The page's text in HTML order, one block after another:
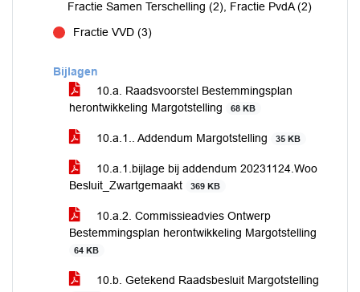
voorFractie Samen Terschelling (2), Fractie PvdA (2)
Fractie VVD (3)
Bijlagen
10.a. Raadsvoorstel Bestemmingsplan
herontwikkeling Margotstelling
68 KB
10.a.1.. Addendum Margotstelling 35 KB
10.a.1.bijlage bij addendum 20231124.Woo
Besluit_Zwartgemaakt
369 KB
10.a.2. Commissieadvies Ontwerp
Bestemmingsplan herontwikkeling Margotstelling
64 KB
10.b. Getekend Raadsbesluit Margotstelling